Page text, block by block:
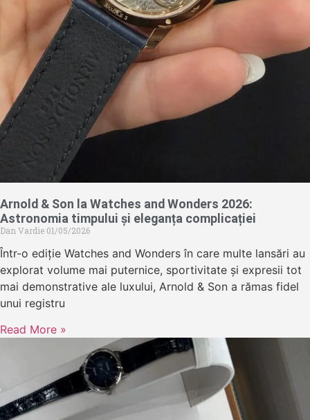
Arnold & Son la Watches and Wonders 2026:
Astronomia timpului și eleganța complicației
Dan Vardie 01/05/2026
Într-o ediție Watches and Wonders în care multe lansări au
explorat volume mai puternice, sportivitate și expresii tot
mai demonstrative ale luxului, Arnold & Son a rămas fidel
unui registru
Read More »